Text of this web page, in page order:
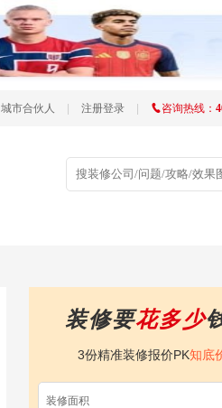
城市合伙人 注册登录 咨询热线：
装修要花多少
3份精准装修报价PK知底